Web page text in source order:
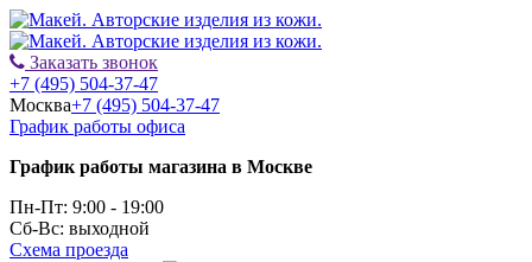
Заказать звонок
+7 (495) 504-37-47
Москва+7 (495) 504-37-47
График работы офиса
График работы магазина в Москве
Пн-Пт: 9:00 - 19:00
Сб-Вс: выходной
Схема проезда